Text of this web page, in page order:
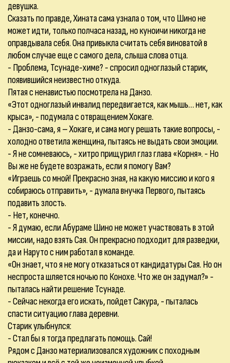
девушка.
Сказать по правде, Хината сама узнала о том, что Шино не
может идти, только полчаса назад, но куноичи никогда не
оправдывала себя. Она привыкла считать себя виноватой в
любом случае еще с самого дела, слыша слова отца.
- Проблема, Тсунаде-химе? - спросил одноглазый старик,
появившийся неизвестно откуда.
Пятая с ненавистью посмотрела на Данзо.
«Этот одноглазый инвалид передвигается, как мышь… нет, как
крыса», - подумала с отвращением Хокаге.
- Данзо-сама, я – Хокаге, и сама могу решать такие вопросы, -
холодно ответила женщина, пытаясь не выдать свои эмоции.
- Я не сомневаюсь, - хитро прищурил глаз глава «Корня». - Но
Вы же не будете возражать, если я помогу Вам?
«Играешь со мной! Прекрасно зная, на какую миссию и кого я
собираюсь отправить», - думала внучка Первого, пытаясь
подавить злость.
- Нет, конечно.
- Я думаю, если Абураме Шино не может участвовать в этой
миссии, надо взять Сая. Он прекрасно подходит для разведки,
да и Наруто с ним работал в команде.
«Он знает, что я не могу отказаться от кандидатуры Сая. Но он
неспроста шляется ночью по Конохе. Что же он задумал?» -
пыталась найти решение Тсунаде.
- Сейчас некогда его искать, пойдет Сакура, - пыталась
спасти ситуацию глава деревни.
Старик улыбнулся:
- Стал бы я тогда предлагать помощь. Сай!
Рядом с Данзо материализовался художник с походным